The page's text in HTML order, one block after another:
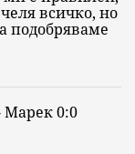
всичко, но
подобряваме
0:0